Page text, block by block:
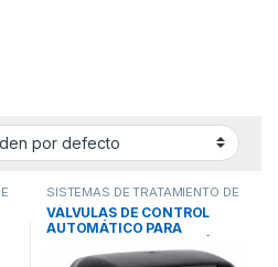
SISTEMAS DE TRATAMIENTO DE
AGUA,VALVULAS
RESIDENCIALES,VALVULAS Y
CONTROLES
VÁLVULAS DE CONTROL
AUTOMÁTICO PARA
SERIE VITA-G (TIEMPO)